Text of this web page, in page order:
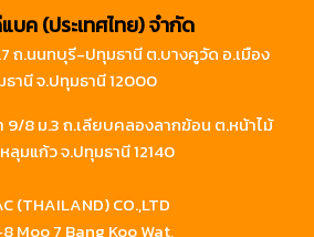
บค (ประเทศไทย) จำกัด
ถ.นนทบุรี-ปทุมธานี ต.บางคูวัด อ.เมือง
านี จ.ปทุมธานี 12000
9/8 ม.3 ถ.เลียบคลองลากฆ้อน ต.หน้าไม้
ลุมแก้ว จ.ปทุมธานี 12140
(THAILAND) CO.,LTD
Moo 7 Bang Koo Wat,